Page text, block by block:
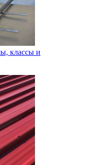
классы и